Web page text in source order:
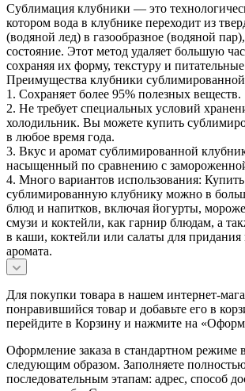
Сублимация клубники — это
котором вода в клубнике переходит из
(водяной лед) в газообразное (водяной
состояние. Этот метод удаляет большую
сохраняя их форму, текстуру и
Преимущества клубники
1. Сохраняет более 95% полезных веществ.
2. Не требует специальных условий
холодильник. Вы можете купить
в любое время года.
3. Вкус и аромат сублимированной
насыщенный по сравнению с
4. Много вариантов использования: Купить
сублимированную клубнику можно в
блюд и напитков, включая йогурты,
смузи и коктейли, как гарнир блюдам, а
в каши, коктейли или салаты для
аромата.
Для покупки товара в нашем интернет-
понравившийся товар и добавьте его в
перейдите в Корзину и нажмите на
Оформление заказа в стандартном режиме
следующим образом. Заполняете
последовательным этапам: адрес, способ